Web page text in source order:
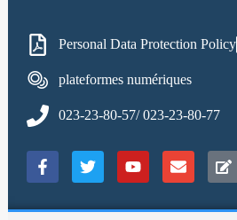
Personal Data Protection Policy
plateformes numériques
023-23-80-57/ 023-23-80-77